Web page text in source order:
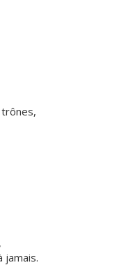
jamais.